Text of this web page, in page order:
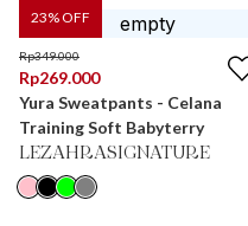
23% OFF
Rp349.000
Rp269.000
Yura Sweatpants - Celana
Training Soft Babyterry
LEZAHRASIGNATURE